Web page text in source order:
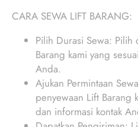
CARA SEWA LIFT BARANG:
Pilih Durasi Sewa: Pilih
Barang kami yang
Anda.
Ajukan Permintaan
penyewaan Lift Barang
dan informasi kontak